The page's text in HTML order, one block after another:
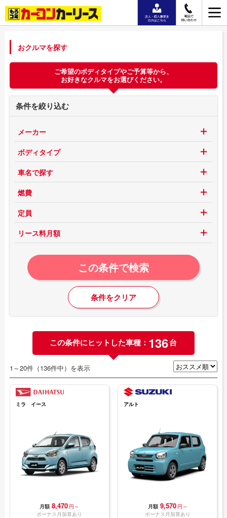
おクルマを探す
ご希望のボディタイプやご予算等から、
お好きなクルマをお選びください。
条件を絞り込む
メーカー
ボディタイプ
車名で探す
燃費
定員
リース料月額
この条件で検索
条件をクリア
この条件にヒットした車種： 136台
1～20件（136件中）を表示
ミラ イース
月額 8,470 円～
ボーナス月加算あり
アルト
月額 9,570 円～
ボーナス月加算あり